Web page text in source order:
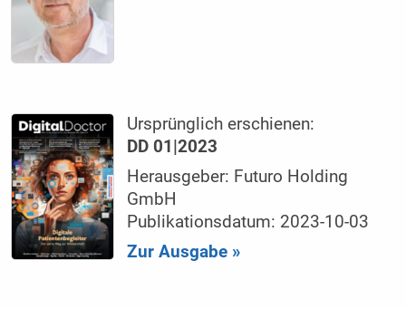
Ursprünglich erschienen:
DD 01|2023
Herausgeber: Futuro Holding
GmbH
Publikationsdatum: 2023-10-03
Zur Ausgabe »